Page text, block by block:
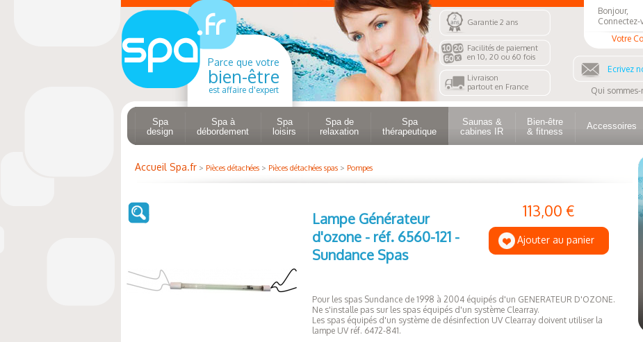
Parce que votre
bien-être
est affaire d'expert
Garantie 2 ans
Facilités de paiement
en 10, 20 ou 60 fois
Livraison
partout en France
Bonjour,
Connectez-
Votre
Ecrivez
Qui sommes-
Spa
design
Spa à
débordement
Spa
loisirs
Spa de
relaxation
Spa
thérapeutique
Saunas &
cabines IR
Bien-être
& fitness
Accessoires
Accueil Spa.fr > Pièces détachées > Pièces détachées spas > Pompes
113,00 €
Ajouter au panier
Lampe Générateur
d'ozone - réf. 6560-121 -
Sundance Spas
Pour les spas Sundance de 1998 à 2004 équipés d'un GENERATEUR D'OZONE.
Ne s'installe pas sur les spas équipés d'un système Clearray.
Les spas équipés d'un système de désinfection UV Clearray doivent utiliser la
lampe UV réf. 6472-841.